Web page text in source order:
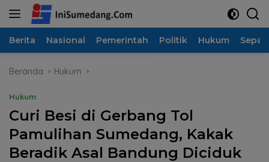
Langsung
Berita Nasional Pemerintah Politik Hukum
Beranda Hukum
Hukum
Curi Besi di Gerbang Tol
Pamulihan Sumedang, Kakak
Beradik Asal Bandung Diciduk